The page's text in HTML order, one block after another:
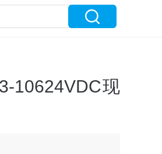
10624VDC现